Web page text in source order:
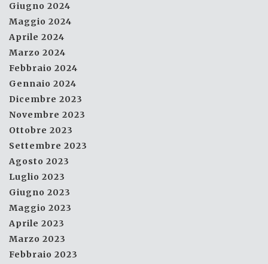
Giugno 2024
Maggio 2024
Aprile 2024
Marzo 2024
Febbraio 2024
Gennaio 2024
Dicembre 2023
Novembre 2023
Ottobre 2023
Settembre 2023
Agosto 2023
Luglio 2023
Giugno 2023
Maggio 2023
Aprile 2023
Marzo 2023
Febbraio 2023